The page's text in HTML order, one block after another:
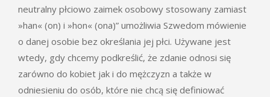
neutralny płciowo zaimek osobowy stosowany zamiast
»han« (on) i »hon« (ona)” umożliwia Szwedom mówienie
o danej osobie bez określania jej płci. Używane jest
wtedy, gdy chcemy podkreślić, że zdanie odnosi się
zarówno do kobiet jak i do mężczyzn a także w
odniesieniu do osób, które nie chcą się definiować